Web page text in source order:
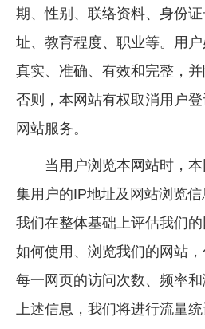
期、性别、联络资料、身份
址、教育程度、职业等。用
真实、准确、有效和完整，并
否则，本网站有权取消用户
网站服务。
当用户浏览本网站时，本
集用户的IP地址及网站浏览
我们在整体基础上评估我们
如何使用、浏览我们的网站
每一网页的访问次数、频率
上述信息，我们将进行流量